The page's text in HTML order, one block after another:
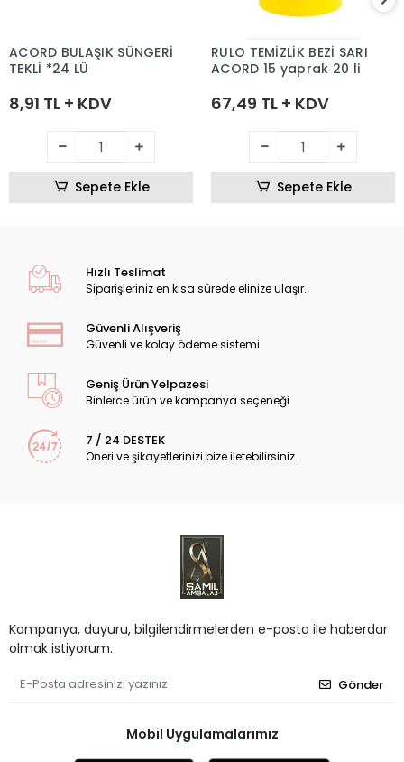
ACORD BULAŞIK SÜNGERİ
TEKLİ *24 LÜ
8,91 TL + KDV
Sepete Ekle
RULO TEMİZLİK BEZİ SARI
ACORD 15 yaprak 20 li
67,49 TL + KDV
Sepete Ekle
Hızlı Teslimat
Siparişleriniz en kısa sürede elinize ulaşır.
Güvenli Alışveriş
Güvenli ve kolay ödeme sistemi
Geniş Ürün Yelpazesi
Binlerce ürün ve kampanya seçeneği
7 / 24 DESTEK
Öneri ve şikayetlerinizi bize iletebilirsiniz.
Kampanya, duyuru, bilgilendirmelerden e-posta ile haberdar
olmak istiyorum.
Gönder
Mobil Uygulamalarımız